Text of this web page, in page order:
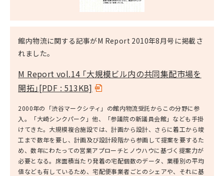
館内物流に関する記事がM Report 2010年8月号に掲載さ
れました。
M Report vol.14 ｢大規模ビル内の共同集配市場を
開拓｣[PDF : 513KB]
2000年の「渋谷マークシティ」の館内物流受託からこの分野に参
入。「大崎シンクパーク」他、「参議院の新議員会館」なども手掛
けてきた。大規模複合施設では、計画から設計、さらに着工から竣
工まで数年を要し、計画及び設計段階から参画して提案を要するた
め、数年にわたっての営業アプローチとノウハウに基づく提案力が
必要となる。床面積当たり発着の宅配個数のデータ、業種別の平均
値なども有しているため、宅配便事業者ごとのシェアや、それに基